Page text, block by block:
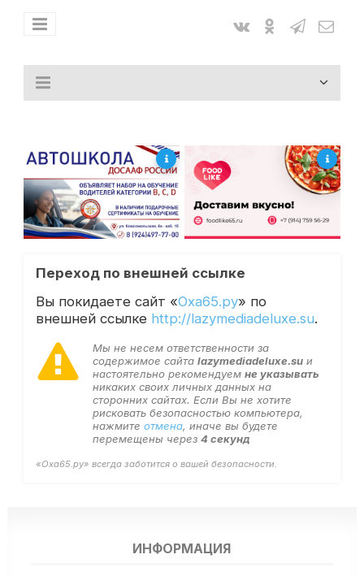
Переход по внешней ссылке
Вы покидаете сайт «Оха65.ру» по
внешней ссылке http://lazymediadeluxe.su.
Мы не несем ответственности за
содержимое сайта lazymediadeluxe.suи
настоятельно рекомендуем не указывать
никаких своих личных данных на
сторонних сайтах. Если Вы не хотите
рисковать безопасностью компьютера,
нажмите отмена, иначе вы будете
перемещены через 3секунд
«Оха65.ру» всегда заботится о вашей безопасности.
ИНФОРМАЦИЯ